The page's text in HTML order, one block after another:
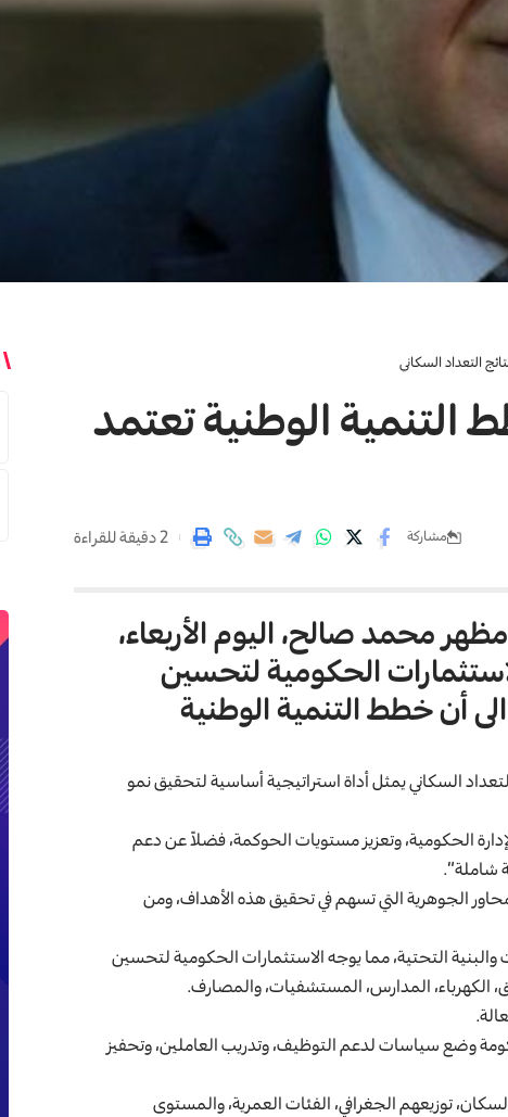
التعداد السكاني
الوطنية تعتمد
مشاركة 2 دقيقة للقراءة
محمد صالح، اليوم الأربعاء،
الحكومية لتحسين
أن خطط التنمية الوطنية
السكاني يمثل أداة استراتيجية أساسية لتحقيق نمو
الحكومية، وتعزيز مستويات الحوكمة، فضلاً عن دعم
شاملة”.
الجوهرية التي تسهم في تحقيق هذه الأهداف، ومن
التحتية، مما يوجه الاستثمارات الحكومية لتحسين
الكهرباء، المدارس، المستشفيات، والمصارف.
وضع سياسات لدعم التوظيف، وتدريب العاملين، وتحفيز
توزيعهم الجغرافي، الفئات العمرية، والمستوى